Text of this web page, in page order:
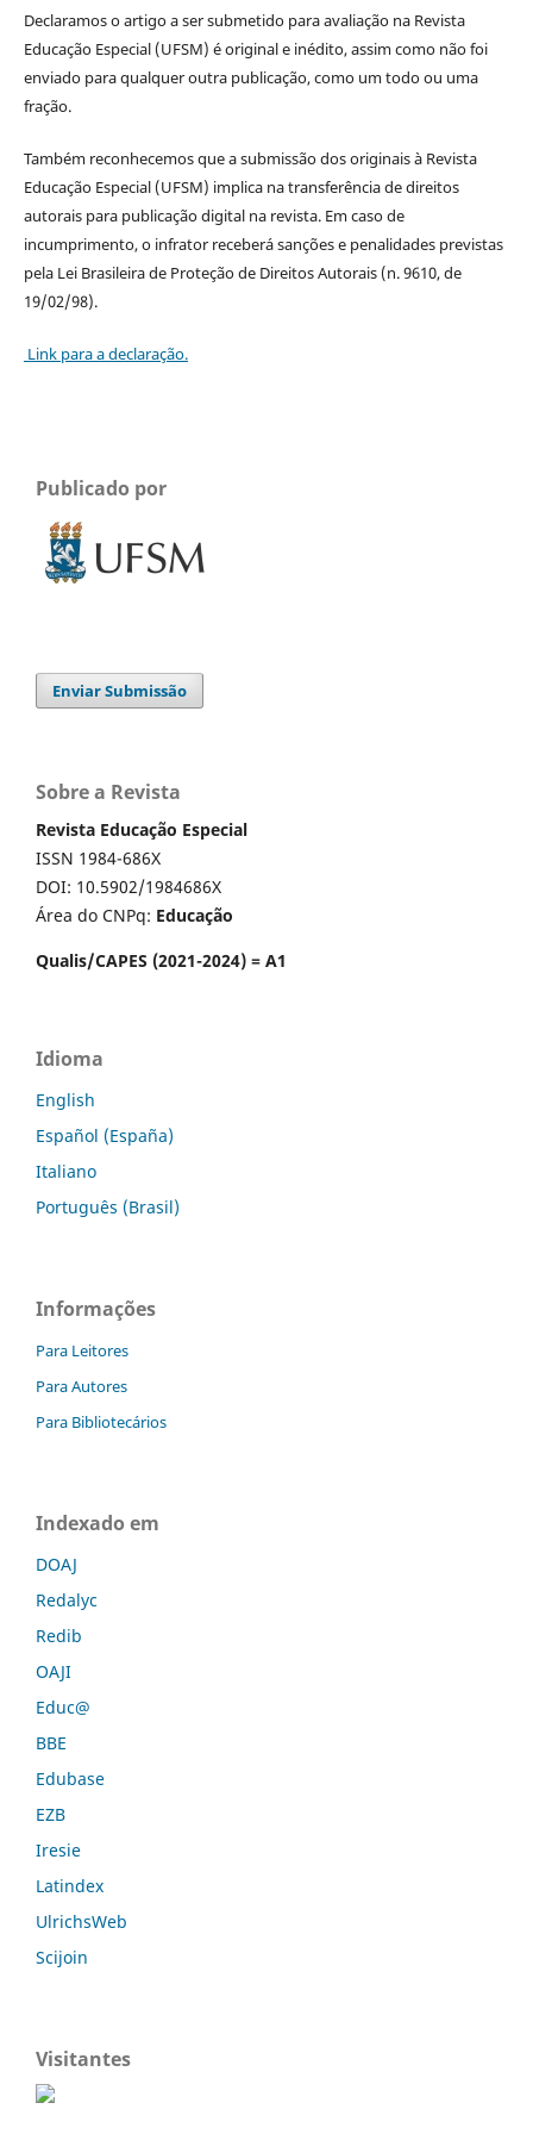
Declaramos o artigo a ser submetido para avaliação na Revista
Educação Especial (UFSM) é original e inédito, assim como não foi
enviado para qualquer outra publicação, como um todo ou uma
fração.
Também reconhecemos que a submissão dos originais à Revista
Educação Especial (UFSM) implica na transferência de direitos
autorais para publicação digital na revista. Em caso de
incumprimento, o infrator receberá sanções e penalidades previstas
pela Lei Brasileira de Proteção de Direitos Autorais (n. 9610, de
19/02/98).
Link para a declaração.
Publicado por
Enviar Submissão
Sobre a Revista
Revista Educação Especial
ISSN 1984-686X
DOI: 10.5902/1984686X
Área do CNPq: Educação
Qualis/CAPES (2021-2024) = A1
Idioma
English
Español (España)
Italiano
Português (Brasil)
Informações
Para Leitores
Para Autores
Para Bibliotecários
Indexado em
DOAJ
Redalyc
Redib
OAJI
Educ@
BBE
Edubase
EZB
Iresie
Latindex
UlrichsWeb
Scijoin
Visitantes